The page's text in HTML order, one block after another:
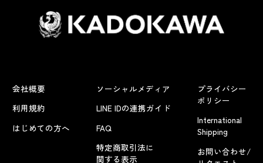
会社概要
利用規約
はじめての方へ
ソーシャルメディア
LINE IDの連携ガイド
FAQ
特定商取引法に
関する表示
プライバシー
ポリシー
International
Shipping
お問い合わせ/